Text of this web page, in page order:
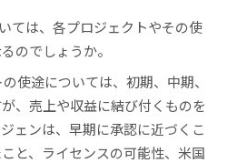
は、各プロジェクトやその使
のでしょうか。
使途については、初期、中期、
、売上や収益に結び付くものを
ェンは、早期に承認に近づくこ
と、ライセンスの可能性、米国